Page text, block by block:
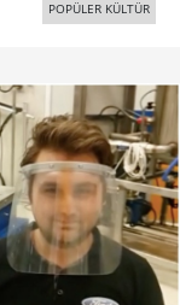
POPÜLER KÜLTÜR